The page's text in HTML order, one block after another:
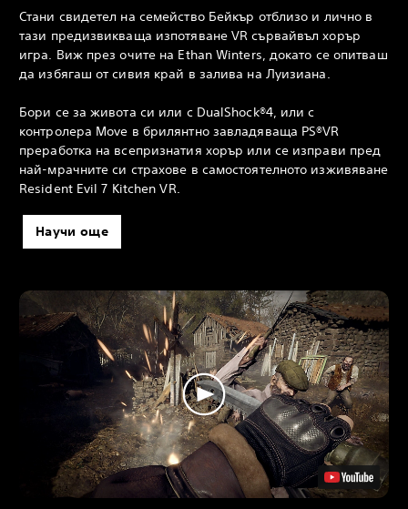
Стани свидетел на семейство Бейкър отблизо и лично в
тази предизвикваща изпотяване VR сървайвъл хорър
игра. Виж през очите на Ethan Winters, докато се опитваш
да избягаш от сивия край в залива на Луизиана.
Бори се за живота си или с DualShock®4, или с
контролера Move в брилянтно завладяваща PS®VR
преработка на всепризнатия хорър или се изправи пред
най-мрачните си страхове в самостоятелното изживяване
Resident Evil 7 Kitchen VR.
Научи още